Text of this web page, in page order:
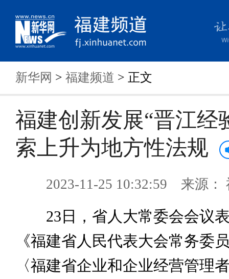
新华网 > 福建频道 > 正文
福建创新发展“晋江经
索上升为地方性法规
2023-11-25 10:32:59 来源：
23日，省人大常委会会议
《福建省人民代表大会常务委
〈福建省企业和企业经营管理